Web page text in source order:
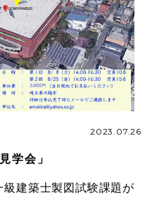
2023.07.26
学会」
建築士製図試験課題が